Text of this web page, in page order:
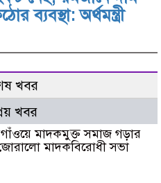
ব্যবস্থা: অর্থমন্ত্রী
খবর
খবর
মাদকমুক্ত সমাজ গড়ার
মাদকবিরোধী সভা